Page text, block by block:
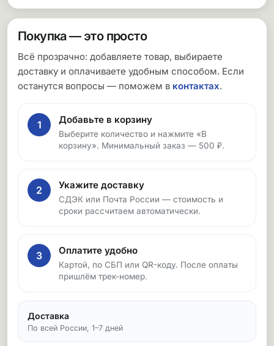
Покупка — это просто
Всё прозрачно: добавляете товар, выбираете
доставку и оплачиваете удобным способом. Если
останутся вопросы — поможем в контактах.
1 Добавьте в корзину
Выберите количество и нажмите «В
корзину». Минимальный заказ — 500 ₽.
2 Укажите доставку
СДЭК или Почта России — стоимость и
сроки рассчитаем автоматически.
3 Оплатите удобно
Картой, по СБП или QR-коду. После оплаты
пришлём трек-номер.
Доставка
По всей России, 1–7 дней